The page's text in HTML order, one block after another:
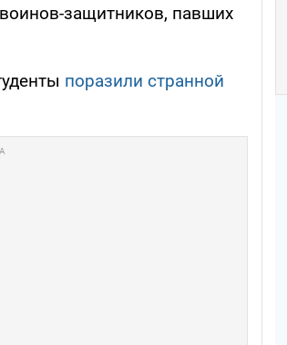
защитников, павших
поразили странной